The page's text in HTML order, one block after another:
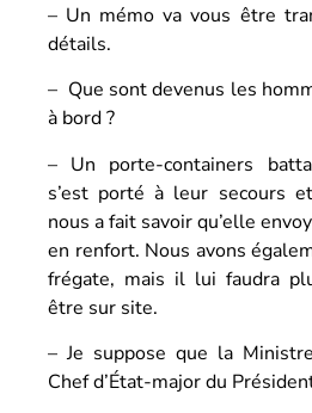
– Un mémo va vous être
détails.
– Que sont devenus les
à bord ?
– Un porte-containers
s’est porté à leur secours
nous a fait savoir qu’elle
en renfort. Nous avons
frégate, mais il lui faudra
être sur site.
– Je suppose que la
Chef d’État-major du